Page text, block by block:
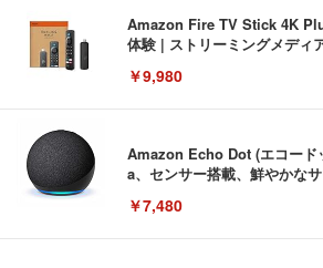
Amazon Fire TV Stick 4K
体験 | ストリーミングメディ
￥9,980
Amazon Echo Dot (エコード
a、センサー搭載、鮮やかな
￥7,480